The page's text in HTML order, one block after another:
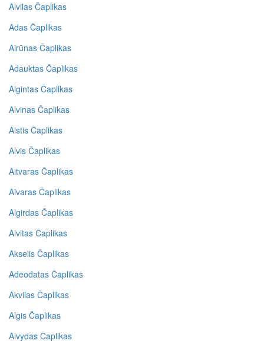
Alvilas Čaplikas
Adas Čaplikas
Airūnas Čaplikas
Adauktas Čaplikas
Algintas Čaplikas
Alvinas Čaplikas
Aistis Čaplikas
Alvis Čaplikas
Aitvaras Čaplikas
Aivaras Čaplikas
Algirdas Čaplikas
Alvitas Čaplikas
Akselis Čaplikas
Adeodatas Čaplikas
Akvilas Čaplikas
Algis Čaplikas
Alvydas Čaplikas